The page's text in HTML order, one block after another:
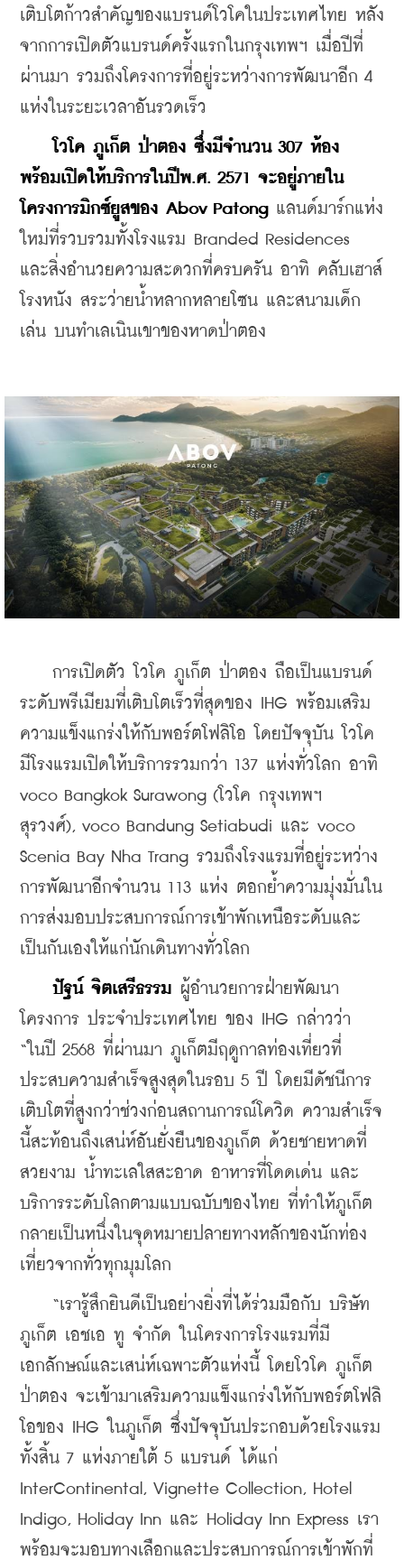
เติบโตก้าวสำคัญของแบรนด์โวโคในประเทศไทย หลัง
จากการเปิดตัวแบรนด์ครั้งแรกในกรุงเทพฯ เมื่อปีที่
ผ่านมา รวมถึงโครงการที่อยู่ระหว่างการพัฒนาอีก 4
แห่งในระยะเวลาอันรวดเร็ว
โวโค ภูเก็ต ป่าตอง ซึ่งมีจำนวน 307 ห้อง
พร้อมเปิดให้บริการในปีพ.ศ. 2571 จะอยู่ภายใน
โครงการมิกซ์ยูสของ Abov Patong แลนด์มาร์กแห่ง
ใหม่ที่รวบรวมทั้งโรงแรม Branded Residences
และสิ่งอำนวยความสะดวกที่ครบครัน อาทิ คลับเฮาส์
โรงหนัง สระว่ายน้ำหลากหลายโซน และสนามเด็ก
เล่น บนทำเลเนินเขาของหาดป่าตอง
การเปิดตัว โวโค ภูเก็ต ป่าตอง ถือเป็นแบรนด์
ระดับพรีเมียมที่เติบโตเร็วที่สุดของ IHG พร้อมเสริม
ความแข็งแกร่งให้กับพอร์ตโฟลิโอ โดยปัจจุบัน โวโค
มีโรงแรมเปิดให้บริการรวมกว่า 137 แห่งทั่วโลก อาทิ
voco Bangkok Surawong (โวโค กรุงเทพฯ
สุรวงศ์), voco Bandung Setiabudi และ voco
Scenia Bay Nha Trang รวมถึงโรงแรมที่อยู่ระหว่าง
การพัฒนาอีกจำนวน 113 แห่ง ตอกย้ำความมุ่งมั่นใน
การส่งมอบประสบการณ์การเข้าพักเหนือระดับและ
เป็นกันเองให้แก่นักเดินทางทั่วโลก
ปัฐน์ จิตเสรีธรรม ผู้อำนวยการฝ่ายพัฒนา
โครงการ ประจำประเทศไทย ของ IHG กล่าวว่า
“ในปี 2568 ที่ผ่านมา ภูเก็ตมีฤดูกาลท่องเที่ยวที่
ประสบความสำเร็จสูงสุดในรอบ 5 ปี โดยมีดัชนีการ
เติบโตที่สูงกว่าช่วงก่อนสถานการณ์โควิด ความสำเร็จ
นี้สะท้อนถึงเสน่ห์อันยั่งยืนของภูเก็ต ด้วยชายหาดที่
สวยงาม น้ำทะเลใสสะอาด อาหารที่โดดเด่น และ
บริการระดับโลกตามแบบฉบับของไทย ที่ทำให้ภูเก็ต
กลายเป็นหนึ่งในจุดหมายปลายทางหลักของนักท่อง
เที่ยวจากทั่วทุกมุมโลก
“เรารู้สึกยินดีเป็นอย่างยิ่งที่ได้ร่วมมือกับ บริษัท
ภูเก็ต เอชเอ ทู จำกัด ในโครงการโรงแรมที่มี
เอกลักษณ์และเสน่ห์เฉพาะตัวแห่งนี้ โดยโวโค ภูเก็ต
ป่าตอง จะเข้ามาเสริมความแข็งแกร่งให้กับพอร์ตโฟลิ
โอของ IHG ในภูเก็ต ซึ่งปัจจุบันประกอบด้วยโรงแรม
ทั้งสิ้น 7 แห่งภายใต้ 5 แบรนด์ ได้แก่
InterContinental, Vignette Collection, Hotel
Indigo, Holiday Inn และ Holiday Inn Express เรา
พร้อมจะมอบทางเลือกและประสบการณ์การเข้าพักที่